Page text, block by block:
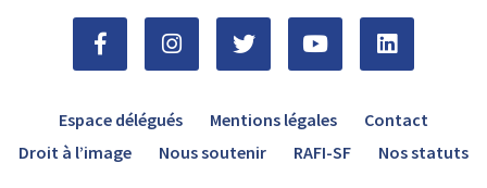
Espace délégués Mentions légales
Contact
Droit à l’image
Nous soutenir RAFI-SF Nos statuts